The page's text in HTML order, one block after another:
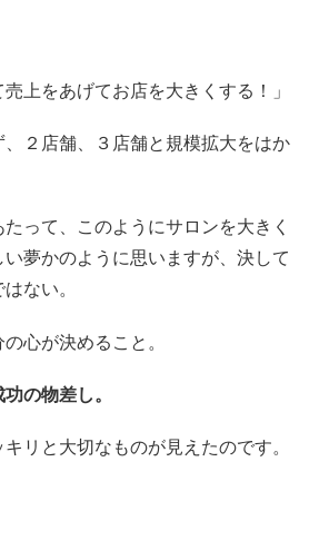
売上をあげてお店を大きくする！」
、２店舗、３店舗と規模拡大をはか
って、このようにサロンを大きく
夢かのように思いますが、決して
ない。
心が決めること。
の物差し。
リと大切なものが見えたのです。